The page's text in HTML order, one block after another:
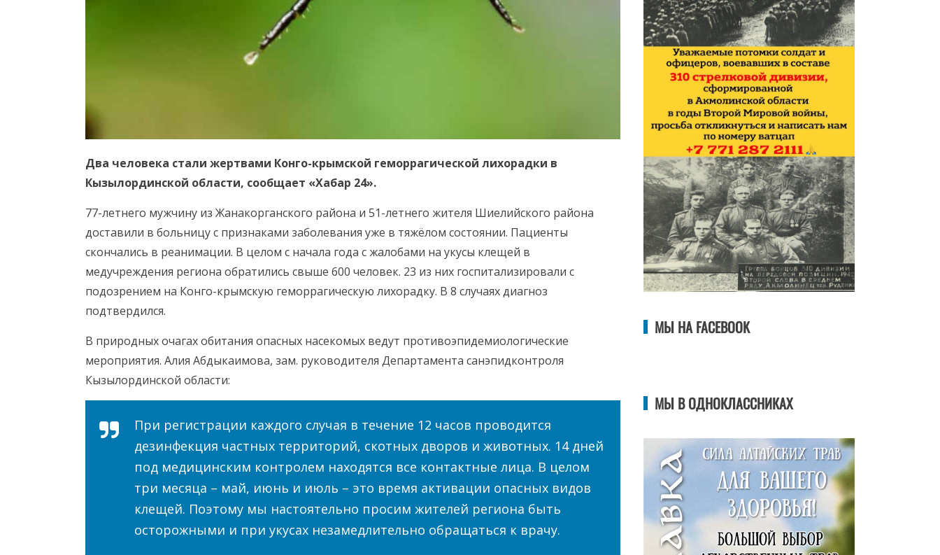
Два человека стали жертвами Конго-крымской геморрагической лихорадки в
Кызылординской области, сообщает «Хабар 24».
77-летнего мужчину из Жанакорганского района и 51-летнего жителя Шиелийского района
доставили в больницу с признаками заболевания уже в тяжёлом состоянии. Пациенты
скончались в реанимации. В целом с начала года с жалобами на укусы клещей в
медучреждения региона обратились свыше 600 человек. 23 из них госпитализировали с
подозрением на Конго-крымскую геморрагическую лихорадку. В 8 случаях диагноз
подтвердился.
В природных очагах обитания опасных насекомых ведут противоэпидемиологические
мероприятия. Алия Абдыкаимова, зам. руководителя Департамента санэпидконтроля
Кызылординской области:
При регистрации каждого случая в течение 12 часов проводится
дезинфекция частных территорий, скотных дворов и животных. 14 дней
под медицинским контролем находятся все контактные лица. В целом
три месяца – май, июнь и июль – это время активации опасных видов
клещей. Поэтому мы настоятельно просим жителей региона быть
осторожными и при укусах незамедлительно обращаться к врачу.
МЫ НА FACEBOOK
МЫ В ОДНОКЛАССНИКАХ